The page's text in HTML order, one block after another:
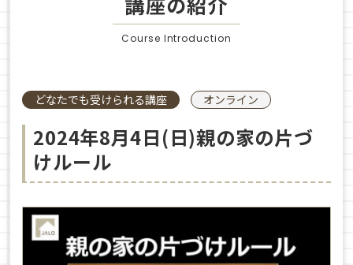
Course Introduction
どなたでも受けられる講座 オンライン
2024年8月4日(日)親の家の片づ
けルール